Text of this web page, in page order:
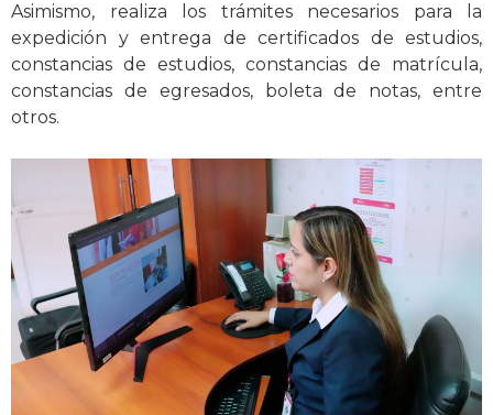
Asimismo, realiza los trámites necesarios para la
expedición y entrega de certificados de estudios,
constancias de estudios, constancias de matrícula,
constancias de egresados, boleta de notas, entre
otros.